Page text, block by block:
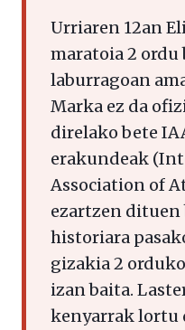
Urriaren 12an
maratoia 2 ordu
laburragoan
Marka ez da
direlako bete
erakundeak
Association of
ezartzen
historiara
gizakia 2
izan baita.
kenyarrak lortu